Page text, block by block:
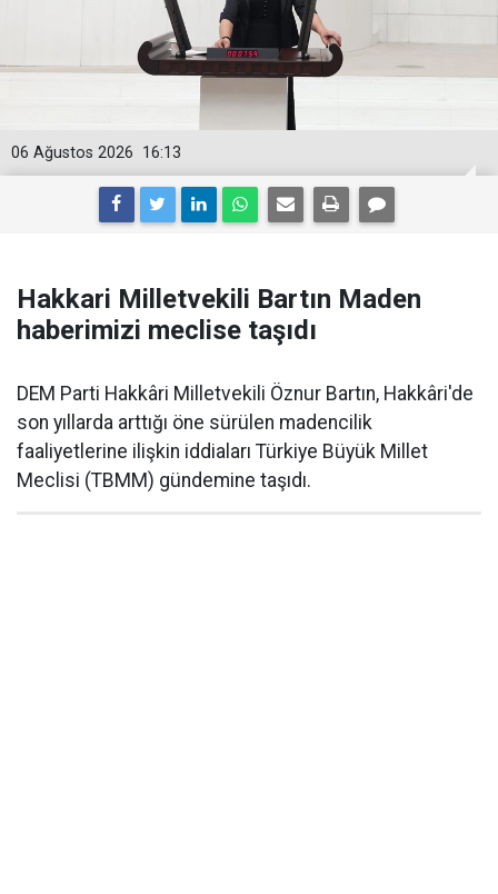
16:13
06 Ağustos 2026
Hakkari Milletvekili Bartın Maden
haberimizi meclise taşıdı
DEM Parti Hakkâri Milletvekili Öznur Bartın, Hakkâri'de
son yıllarda arttığı öne sürülen madencilik
faaliyetlerine ilişkin iddiaları Türkiye Büyük Millet
Meclisi (TBMM) gündemine taşıdı.